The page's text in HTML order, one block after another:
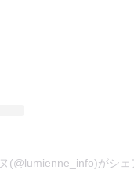
(@lumienne_info)がシェ